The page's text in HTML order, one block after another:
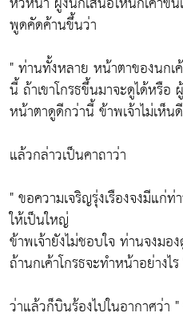
พูดคัดค้านขึ้นว่า
" ท่านทั้งหลาย หน้าตาของนกเ
นี้ ถ้าเขาโกรธขึ้นมาจะดูได้หรื
หน้าตาดูดีกว่านี้ ข้าพเจ้าไม่เห็น
แล้วกล่าวเป็นคาถาว่า
" ขอความเจริญรุ่งเรืองจงมีแก่
ให้เป็นใหญ่
ข้าพเจ้ายังไม่ชอบใจ ท่านจงมอ
ถ้านกเค้าโกรธจะทำหน้าอย่างไ
ว่าแล้วก็บินร้องไปในอากาศว่า